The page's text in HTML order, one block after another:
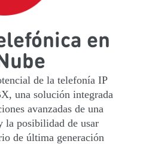
en
de la telefonía IP
una solución integrada
avanzadas de una
la posibilidad de usar
de última generación